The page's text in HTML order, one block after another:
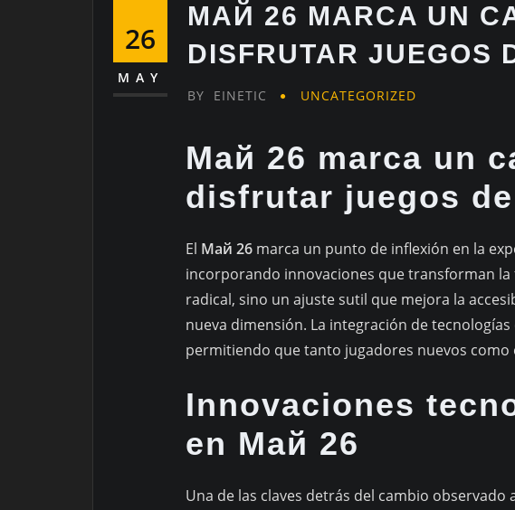
26
MAY
MАЙ 26 MARCA UN
DISFRUTAR JUEGOS
BY EINETIC UNCATEGORIZED
Mай 26 marca un
disfrutar juegos
El Mай 26 marca un punto de inflexión en la
incorporando innovaciones que transforman
radical, sino un ajuste sutil que mejora la
nueva dimensión. La integración de
permitiendo que tanto jugadores nuevos
Innovaciones
en Май 26
Una de las claves detrás del cambio